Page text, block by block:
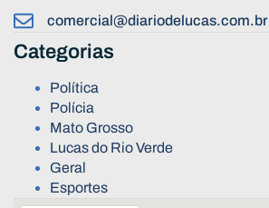
comercial@diariodelucas.com.br
Categorias
Política
Polícia
Mato Grosso
Lucas do Rio Verde
Geral
Esportes